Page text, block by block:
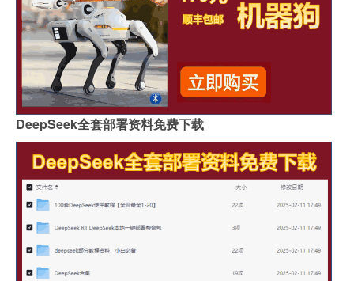
DeepSeek全套部署资料免费下载